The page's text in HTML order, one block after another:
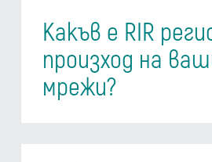
Какъв е RIR
произход на
мрежи?